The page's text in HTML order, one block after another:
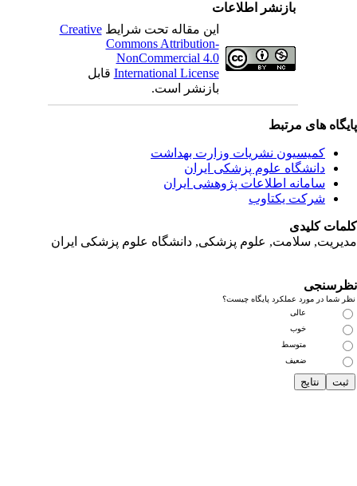
بازنشر اطلاعات
این مقاله تحت شرایطCreative
Commons Attribution-
NonCommercial 4.0
International Licenseقابل
بازنشر است.
های مرتبط
کمیسیون نشریات وزارت بهداشت
دانشگاه علوم پزشکی ایران
سامانه اطلاعات پژوهشی ایران
شرکت یکتاوب
کلیدی
سلامت, علوم پزشکی, دانشگاه علوم پزشکی ایران
شما در مورد عملکرد پایگاه چیست؟
عالی
خوب
متوسط
ضعیف